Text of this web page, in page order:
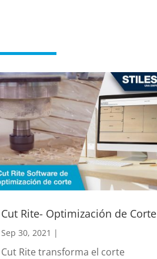
Cut Rite- Optimización de Corte
Sep 30, 2021 |
Cut Rite transforma el corte